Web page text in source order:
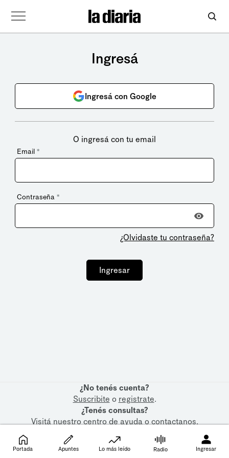
Ingresá
Ingresá con Google
O ingresá con tu email
Email *
Contraseña *
¿Olvidaste tu contraseña?
Ingresar
¿No tenés cuenta?
Suscribite o registrate.
¿Tenés consultas?
Visitá nuestrocentro de ayudaocontactanos.
Portada Apuntes Lo más leído Radio Ingresar